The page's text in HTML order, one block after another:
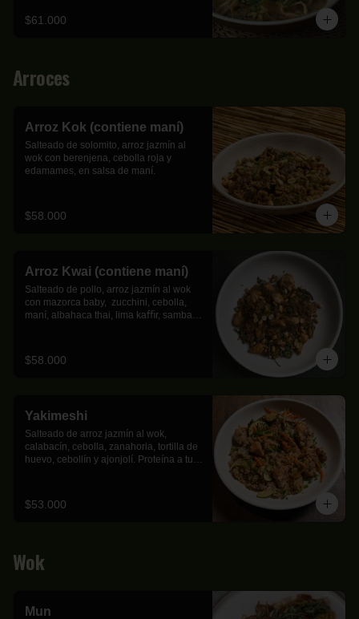
$61.000
Arroces
Arroz Kok (contiene maní)
Salteado de solomito, arroz jazmín al
wok con berenjena, cebolla roja y
edamames, en salsa de maní.
$58.000
Arroz Kwai (contiene maní)
Salteado de pollo, arroz jazmín al wok
con mazorca baby,  zucchini, cebolla,
maní, albahaca thai, lima kaﬃr, sambal
$58.000
Yakimeshi
Salteado de arroz jazmín al wok,
calabacín, cebolla, zanahoria, tortilla de
huevo, cebollín y ajonjolí. Proteína a tu
$53.000
Wok
Mun